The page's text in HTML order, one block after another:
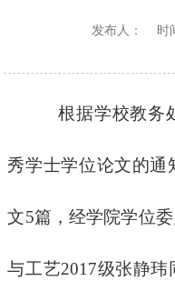
发布人： 时
根据学校教务
秀学士学位论文的通
文5篇，经学院学位
与工艺2017级张静